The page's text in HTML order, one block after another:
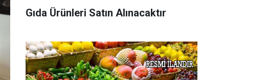
Gıda Ürünleri Satın Alınacaktır